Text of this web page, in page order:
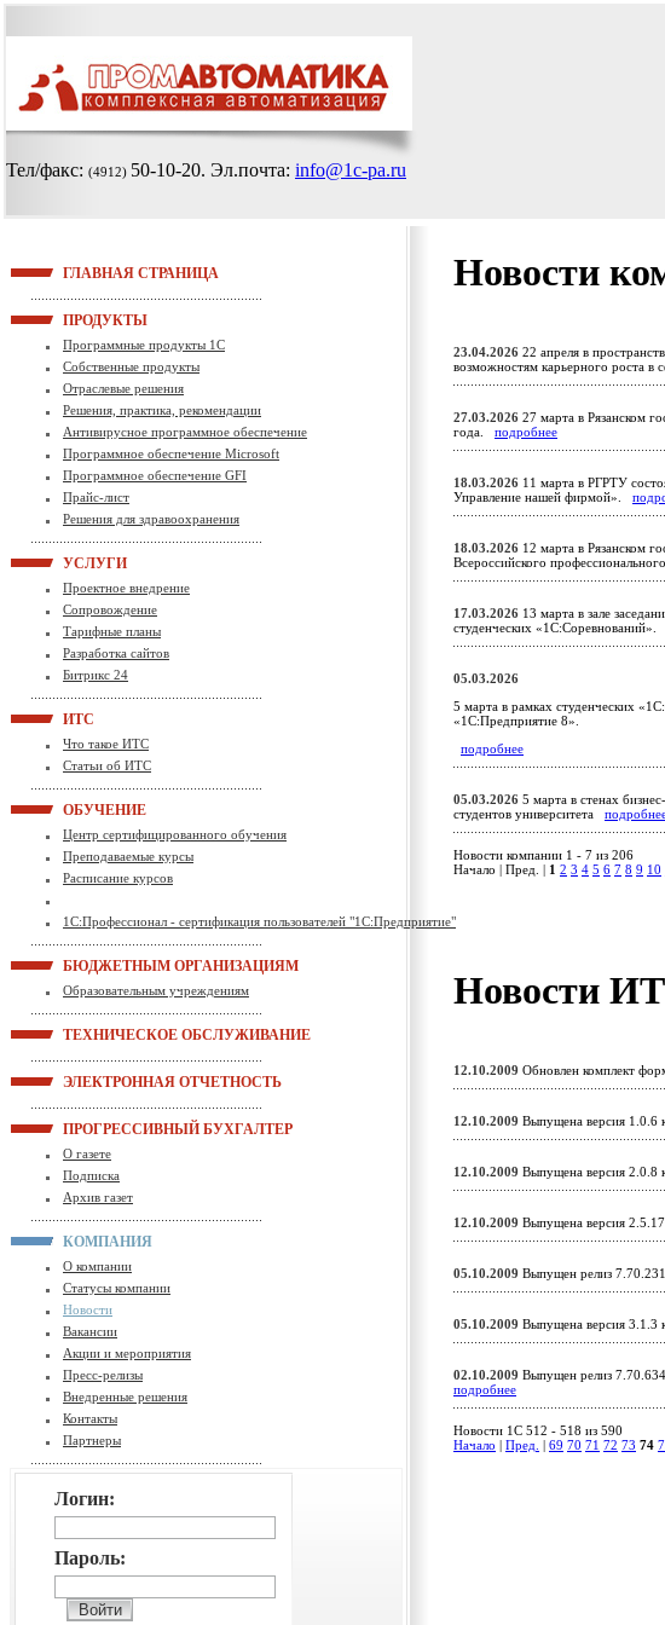
Тел/факс: (4912) 50-10-20. Эл.почта: info@1c-pa.ru
ГЛАВНАЯ СТРАНИЦА
ПРОДУКТЫ
Программные продукты 1С
Собственные продукты
Отраслевые решения
Решения, практика, рекомендации
Антивирусное программное обеспечение
Программное обеспечение Microsoft
Программное обеспечение GFI
Прайс-лист
Решения для здравоохранения
УСЛУГИ
Проектное внедрение
Сопровождение
Тарифные планы
Разработка сайтов
Битрикс 24
ИТС
Что такое ИТС
Статьи об ИТС
ОБУЧЕНИЕ
Центр сертифицированного обучения
Преподаваемые курсы
Расписание курсов
1С:Профессионал - сертификация пользователей "1С:Предприятие"
БЮДЖЕТНЫМ ОРГАНИЗАЦИЯМ
Образовательным учреждениям
ТЕХНИЧЕСКОЕ ОБСЛУЖИВАНИЕ
ЭЛЕКТРОННАЯ ОТЧЕТНОСТЬ
ПРОГРЕССИВНЫЙ БУХГАЛТЕР
О газете
Подписка
Архив газет
КОМПАНИЯ
О компании
Статусы компании
Новости
Вакансии
Акции и мероприятия
Пресс-релизы
Внедренные решения
Контакты
Партнеры
Логин:
Пароль:
Новости
23.04.2026 22 апреля в
возможностям карьерного роста
27.03.2026 27 марта в Рязанском
года. подробнее
18.03.2026 11 марта в РГРТУ
Управление нашей фирмой».
18.03.2026 12 марта в Рязанском
Всероссийского
17.03.2026 13 марта в зале
студенческих «1С:Соревнований».
05.03.2026
5 марта в рамках студенческих
«1С:Предприятие 8».
подробнее
05.03.2026 5 марта в стенах
студентов университета
Новости компании 1 - 7 из 206
Начало | Пред. | 1 2 3 4 5 6 7 8 9 10
Новости
12.10.2009 Обновлен комплект
12.10.2009 Выпущена версия 1.0.6
12.10.2009 Выпущена версия 2.0.8
12.10.2009 Выпущена версия
05.10.2009 Выпущен релиз
05.10.2009 Выпущена версия 3.1.3
02.10.2009 Выпущен релиз
подробнее
Новости 1C 512 - 518 из 590
Начало
Пред. 69 70 71 72 73 74